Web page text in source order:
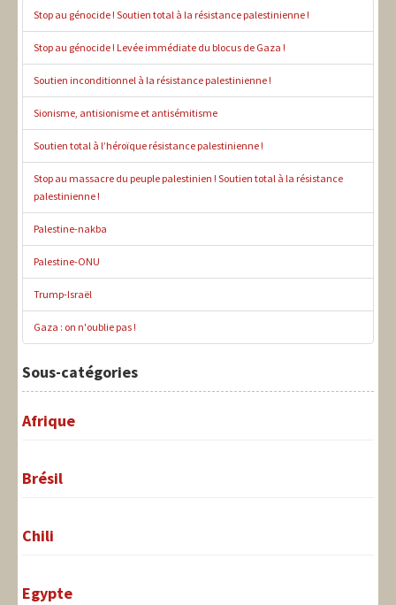
Stop au génocide ! Soutien total à la résistance palestinienne !
Stop au génocide ! Levée immédiate du blocus de Gaza !
Soutien inconditionnel à la résistance palestinienne !
Sionisme, antisionisme et antisémitisme
Soutien total à l’héroïque résistance palestinienne !
Stop au massacre du peuple palestinien ! Soutien total à la résistance
palestinienne !
Palestine-nakba
Palestine-ONU
Trump-Israël
Gaza : on n'oublie pas !
Sous-catégories
Afrique
Brésil
Chili
Egypte